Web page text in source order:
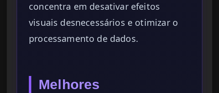
concentra em desativar efeitos
visuais desnecessários e otimizar o
processamento de dados.
Melhores